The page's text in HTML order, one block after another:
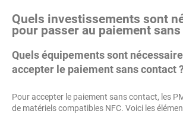
Quels investissements sont
pour passer au paiement
Quels équipements sont
accepter le paiement sans contact
Pour accepter le paiement sans contact, les
de matériels compatibles NFC. Voici les